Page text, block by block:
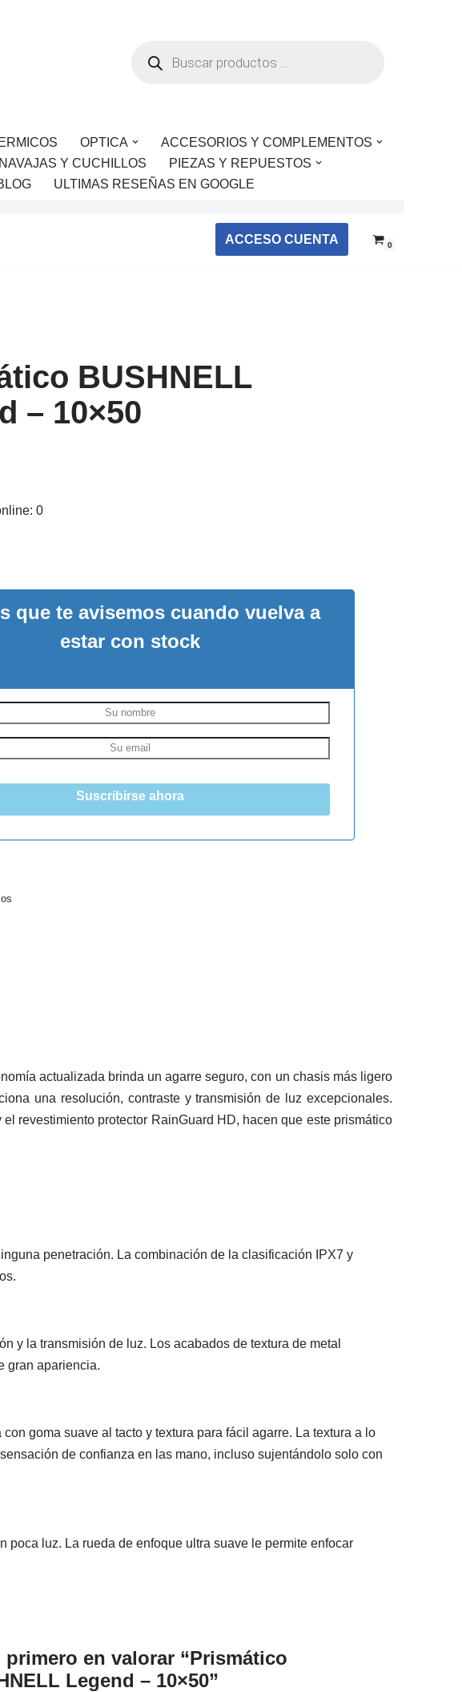
OPTICA
ACCESORIOS Y COMPLEMENTOS
NAVAJAS Y CUCHILLOS
PIEZAS Y REPUESTOS
ULTIMAS RESEÑAS EN GOOGLE
ACCESO CUENTA 0
BUSHNELL
– 10×50
0
que te avisemos cuando vuelva a
estar con stock
Suscribirse ahora
actualizada brinda un agarre seguro, con un chasis más ligero
una resolución, contraste y transmisión de luz excepcionales.
revestimiento protector RainGuard HD, hacen que este prismático
penetración. La combinación de la clasificación IPX7 y
y la transmisión de luz. Los acabados de textura de metal
gran apariencia.
goma suave al tacto y textura para fácil agarre. La textura a lo
de confianza en las mano, incluso sujentándolo solo con
luz. La rueda de enfoque ultra suave le permite enfocar
primero en valorar “Prismático
Legend – 10×50”